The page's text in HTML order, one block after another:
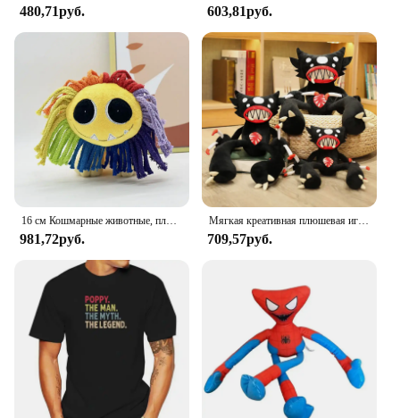
480,71руб. 603,81руб.
16 см Кошмарные животные, плюшевая цветная кукла-лев, улыбка, животные, игрушка, мягкая модель мака, украшение для игровой комнаты, рождественские подарки
981,72руб.
Мягкая креативная плюшевая игрушка «Паук», 30-50 см
709,57руб.